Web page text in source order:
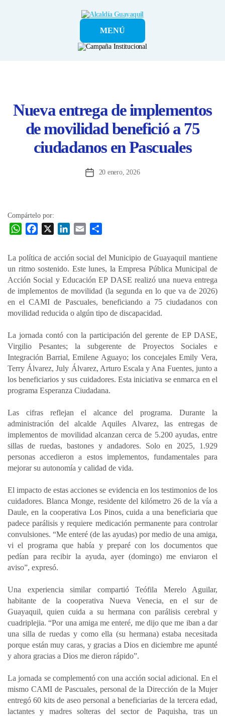
Alcaldía
GuayaquilMENÚ
Nueva entrega de implementos
de movilidad benefició a 75
ciudadanos en Pascuales
Fecha20 enero, 2026
Compártelo por:
W
t
s
A
p
p
b
o
o
k
k
e
d
I
n
l
a
t
i
La política de acción social del Municipio de Guayaquil mantiene
un ritmo sostenido. Este lunes, la Empresa Pública Municipal de
Acción Social y Educación EP DASE realizó una nueva entrega
de implementos de movilidad (la segunda en lo que va de 2026)
en el CAMI de Pascuales, beneficiando a 75 ciudadanos con
movilidad reducida o algún tipo de discapacidad.
La jornada contó con la participación del gerente de EP DASE,
Virgilio Pesantes; la subgerente de Proyectos Sociales e
Integración Barrial, Emilene Aguayo; los concejales Emily Vera,
Terry Álvarez, July Álvarez, Arturo Escala y Ana Fuentes, junto a
los beneficiarios y sus cuidadores. Esta iniciativa se enmarca en el
programa Esperanza Ciudadana.
Las cifras reflejan el alcance del programa. Durante la
administración del alcalde Aquiles Alvarez, las entregas de
implementos de movilidad alcanzan cerca de 5.200 ayudas, entre
sillas de ruedas, bastones y andadores. Solo en 2025, 1.929
personas accedieron a estos implementos, fundamentales para
mejorar su autonomía y calidad de vida.
El impacto de estas acciones se evidencia en los testimonios de los
cuidadores. Blanca Monge, residente del kilómetro 26 de la vía a
Daule, en la cooperativa Los Pinos, cuida a una beneficiaria que
padece parálisis y requiere medicación permanente para controlar
convulsiones. “Me enteré (de las ayudas) por medio de una amiga,
vi el programa que había y preparé con los documentos que
pedían para recibir la ayuda, ayer (domingo) me enviaron el
aviso”, expresó.
Una experiencia similar compartió Teófila Merelo Aguilar,
habitante de la cooperativa Nueva Venecia, en el sur de
Guayaquil, quien cuida a su hermana con parálisis cerebral y
cuadriplejia. “Por una amiga me enteré, me dijo que me iban a dar
una silla de ruedas y como ella (su hermana) estaba necesitada
porque están muy caras, y gracias a Dios en diciembre me apunté
y ahora gracias a Dios me dieron rápido”.
La jornada se complementó con una acción social adicional. En el
mismo CAMI de Pascuales, personal de la Dirección de la Mujer
entregó 60 kits de aseo personal a beneficiarias de la tercera edad,
lactantes y madres solteras del sector de Paquisha, tras un